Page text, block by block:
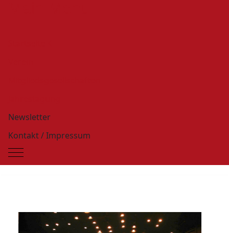
Newsletter
Kontakt / Impressum
Mobile Menu Toggle